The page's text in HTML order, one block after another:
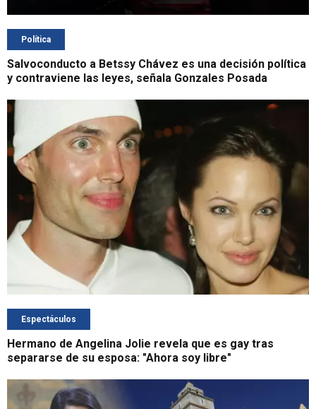
Política
Salvoconducto a Betssy Chávez es una decisión política
y contraviene las leyes, señala Gonzales Posada
Espectáculos
Hermano de Angelina Jolie revela que es gay tras
separarse de su esposa: "Ahora soy libre"